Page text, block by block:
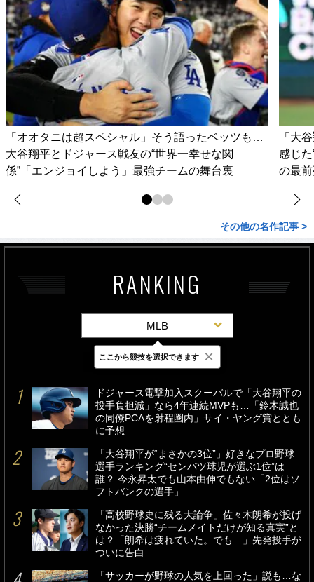
「オオタニは超スペシャル」そう語ったベッツも…
大谷翔平とドジャース戦友の“世界一幸せな関
係”「エンジョイしよう」最強チームの舞台裏
「大
感じ
の最
その他の名作記事 >
RANKING
MLB
最新 24時間 週間
ドジャース電撃加入スクーバルで「大谷翔平の
投手負担減」なら4年連続MVPも…「鈴木誠也
の同僚PCAを射程圏内」サイ・ヤング賞ととも
に予想
「大谷翔平が“まさかの3位”」好きなプロ野球
選手ランキング“センバツ球児が選ぶ1位”は
誰？ 今永昇太でも山本由伸でもない「2位はソ
フトバンクの選手」
「高校野球史に残る大論争」佐々木朗希が投げ
なかった決勝“チームメイトだけが知る真実”と
は？「朗希は疲れていた。でも…」先発投手が
ついに告白
「サッカーが野球の人気を上回った」説も…な
ここから競技を選択できます ×